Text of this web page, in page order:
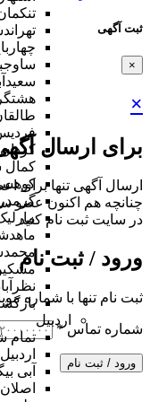
ثبت آگهی
×
×
برای ارسال
ارسال آگهی تنها برای
چنانچه هم‌ اکنون عضو
در سایت ثبت نام کنید
ورود / ثبت نام
ثبت نام تنها با شماره
شماره تماس*
ورود / ثبت نام
کردان
کمال
اردبیل
تمام
اردبیل
آبی